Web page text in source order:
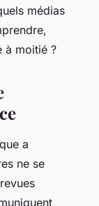
médias
à moitié ?
a
ne se